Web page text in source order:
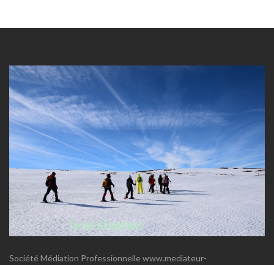
Société Médiation Professionnelle www.mediateur-